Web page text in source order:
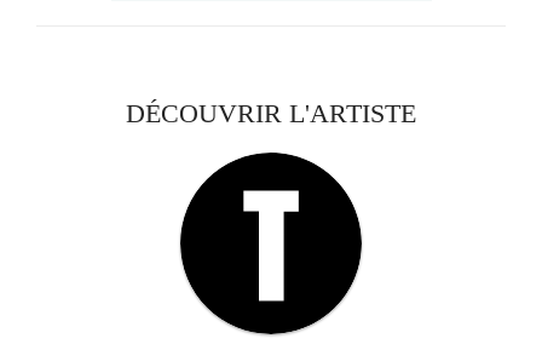
DÉCOUVRIR L'ARTISTE